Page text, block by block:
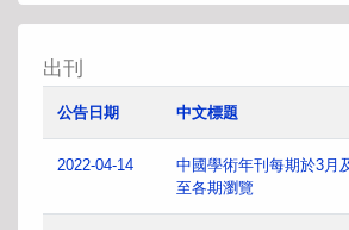
出刊
公告日期 中文標題
2022-04-14
中國學術年刊每期於3月
至各期瀏覽